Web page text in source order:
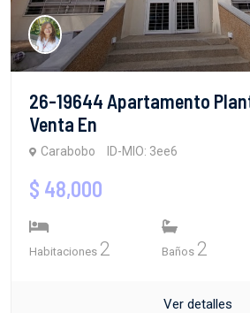
26-19644 Apartamento
Venta En
Carabobo ID-MIO: 3ee6
$ 48,000
Habitaciones 2 Baños 2
Ver detalles